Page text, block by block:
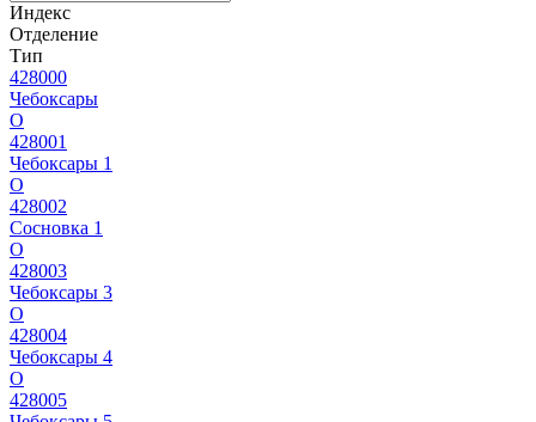
Индекс
Отделение
Тип
428000
Чебоксары
О
428001
Чебоксары 1
О
428002
Сосновка 1
О
428003
Чебоксары 3
О
428004
Чебоксары 4
О
428005